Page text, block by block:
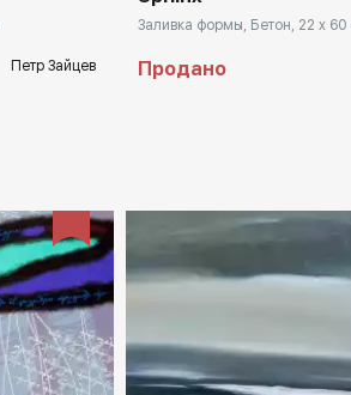
Петр Зайцев
Заливка формы, Бетон, 22 x 60
Продано